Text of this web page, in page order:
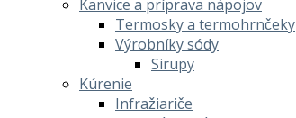
Kanvice a príprava nápojov
Termosky a termohrnčeky
Výrobníky sódy
Sirupy
Kúrenie
Infražiariče